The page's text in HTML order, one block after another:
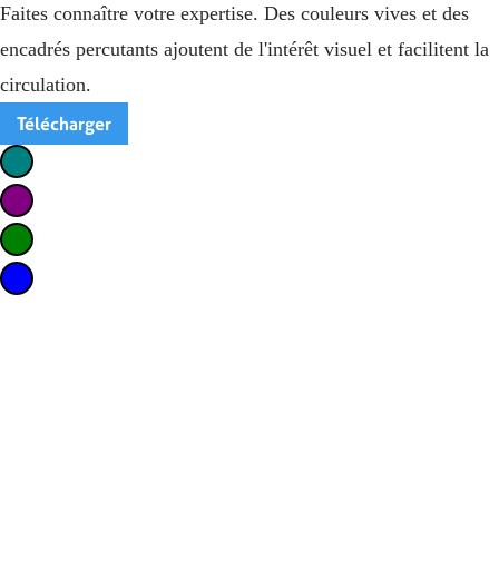
Faites connaître votre expertise. Des couleurs vives et des
encadrés percutants ajoutent de l'intérêt visuel et facilitent la
circulation.
Télécharger